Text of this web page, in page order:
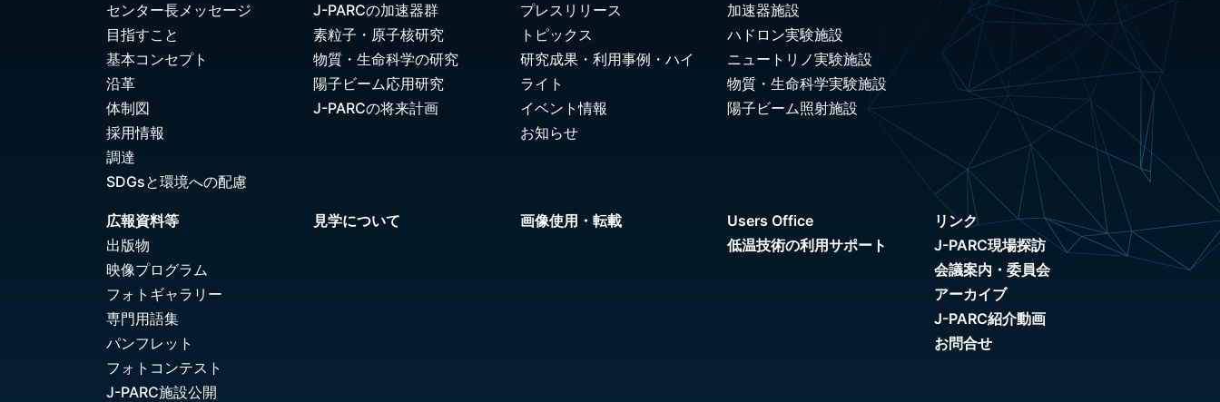
センター長メッセージ
目指すこと
基本コンセプト
沿革
体制図
採用情報
調達
SDGsと環境への配慮
J-PARCの加速器群
素粒子・原子核研究
物質・生命科学の研究
陽子ビーム応用研究
J-PARCの将来計画
プレスリリース
トピックス
研究成果・利用事例・ハイ
ライト
イベント情報
お知らせ
加速器施設
ハドロン実験施設
ニュートリノ実験施設
物質・生命科学実験施設
陽子ビーム照射施設
広報資料等
出版物
映像プログラム
フォトギャラリー
専門用語集
パンフレット
フォトコンテスト
J-PARC施設公開
見学について 画像使用・転載
Users Office
低温技術の利用サポート
リンク
J-PARC現場探訪
会議案内・委員会
アーカイブ
J-PARC紹介動画
お問合せ